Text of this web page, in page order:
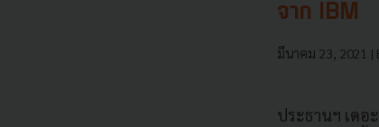
จาก IBM
มีนาคม 23, 2021 |
ประธานฯ เดอ